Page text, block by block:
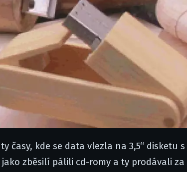
časy, kde se data vlezla na 3,5“ disketu s
zběsilí pálili cd-romy a ty prodávali za